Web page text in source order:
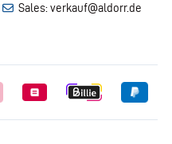
Sales: verkauf@aldorr.de